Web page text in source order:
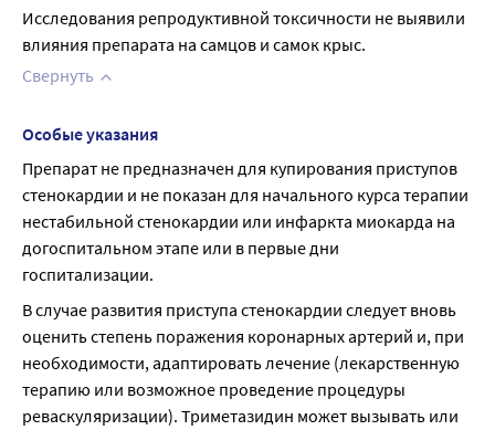
Исследования репродуктивной токсичности не выявили
влияния препарата на самцов и самок крыс.
Свернуть
Особые указания
Препарат не предназначен для купирования приступов
стенокардии и не показан для начального курса терапии
нестабильной стенокардии или инфаркта миокарда на
догоспитальном этапе или в первые дни
госпитализации.
В случае развития приступа стенокардии следует вновь
оценить степень поражения коронарных артерий и, при
необходимости, адаптировать лечение (лекарственную
терапию или возможное проведение процедуры
реваскуляризации). Триметазидин может вызывать или